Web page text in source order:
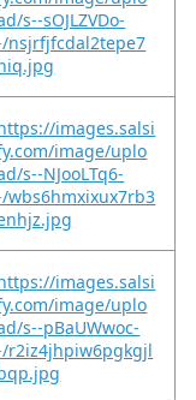
s--sOJLZVDo-
nsjrfjfcdal2tepe7
images.salsi
image/uplo
s--NJooLTq6-
wbs6hmxixux7rb3
images.salsi
image/uplo
s--pBaUWwoc-
r2iz4jhpiw6pgkgjl